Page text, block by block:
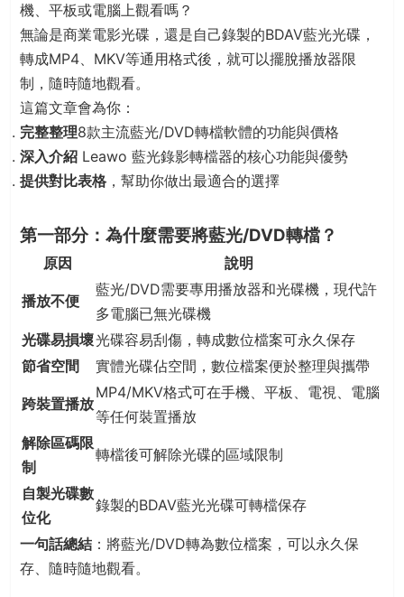
機、平板或電腦上觀看嗎？
無論是商業電影光碟，還是自己錄製的BDAV藍光光碟，
轉成MP4、MKV等通用格式後，就可以擺脫播放器限
制，隨時隨地觀看。
這篇文章會為你：
完整整理8款主流藍光/DVD轉檔軟體的功能與價格
深入介紹 Leawo 藍光錄影轉檔器的核心功能與優勢
提供對比表格 ，幫助你做出最適合的選擇
第一部分：為什麼需要將藍光/DVD轉檔？
原因 說明
播放不便
藍光/DVD需要專用播放器和光碟機，現代許
多電腦已無光碟機
光碟易損壞光碟容易刮傷，轉成數位檔案可永久保存
節省空間
實體光碟佔空間，數位檔案便於整理與攜帶
跨裝置播放
MP4/MKV格式可在手機、平板、電視、電腦
等任何裝置播放
解除區碼限
制
轉檔後可解除光碟的區域限制
自製光碟數
位化
錄製的BDAV藍光光碟可轉檔保存
一句話總結 ：將藍光/DVD轉為數位檔案，可以永久保
存、隨時隨地觀看。